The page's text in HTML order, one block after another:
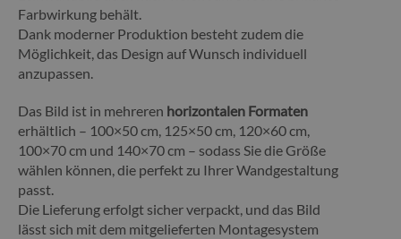
Farbwirkung behält.
Dank moderner Produktion besteht zudem die
Möglichkeit, das Design auf Wunsch individuell
anzupassen.
Das Bild ist in mehreren horizontalen Formaten
erhältlich – 100×50 cm, 125×50 cm, 120×60 cm,
100×70 cm und 140×70 cm – sodass Sie die Größe
wählen können, die perfekt zu Ihrer Wandgestaltung
passt.
Die Lieferung erfolgt sicher verpackt, und das Bild
lässt sich mit dem mitgelieferten Montagesystem